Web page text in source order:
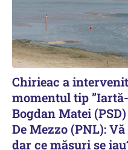
Chirieac a
momentul tip
Bogdan Matei
De Mezzo (PNL):
dar ce măsuri se